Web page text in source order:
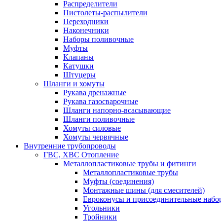
Распределители
Пистолеты-распылители
Переходники
Наконечники
Наборы поливочные
Муфты
Клапаны
Катушки
Штуцеры
Шланги и хомуты
Рукава дренажные
Рукава газосварочные
Шланги напорно-всасывающие
Шланги поливочные
Хомуты силовые
Хомуты червячные
Внутренние трубопроводы
ГВС, ХВС Отопление
Металлопластиковые трубы и фитинги
Металлопластиковые трубы
Муфты (соединения)
Монтажные шины (для смесителей)
Евроконусы и присоединительные
Угольники
Тройники